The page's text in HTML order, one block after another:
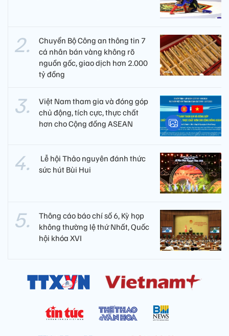
Chuyển Bộ Công an thông tin 7
cá nhân bán vàng không rõ
nguồn gốc, giao dịch hơn 2.000
tỷ đồng
Việt Nam tham gia và đóng góp
chủ động, tích cực, thực chất
hơn cho Cộng đồng ASEAN
​ Lễ hội Thảo nguyên đánh thức
sức hút Bùi Hui
Thông cáo báo chí số 6, Kỳ họp
không thường lệ thứ Nhất, Quốc
hội khóa XVI